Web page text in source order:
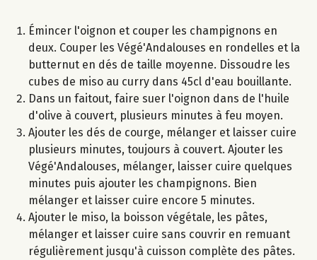
Émincer l'oignon et couper les champignons en
deux. Couper les Végé'Andalouses en rondelles et la
butternut en dés de taille moyenne. Dissoudre les
cubes de miso au curry dans 45cl d'eau bouillante.
Dans un faitout, faire suer l'oignon dans de l'huile
d'olive à couvert, plusieurs minutes à feu moyen.
Ajouter les dés de courge, mélanger et laisser cuire
plusieurs minutes, toujours à couvert. Ajouter les
Végé'Andalouses, mélanger, laisser cuire quelques
minutes puis ajouter les champignons. Bien
mélanger et laisser cuire encore 5 minutes.
Ajouter le miso, la boisson végétale, les pâtes,
mélanger et laisser cuire sans couvrir en remuant
régulièrement jusqu'à cuisson complète des pâtes.